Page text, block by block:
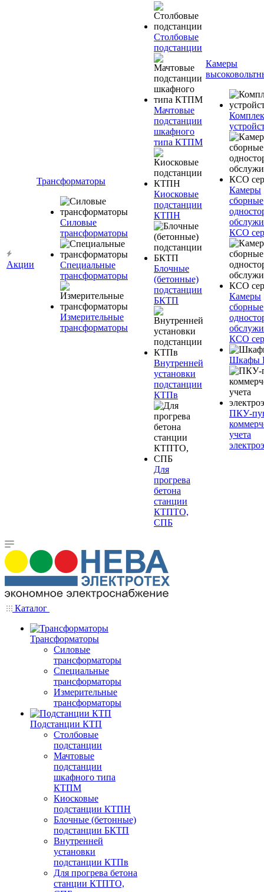
Акции
Трансформаторы
Силовые
трансформаторы
Специальные
трансформаторы
Измерительные
трансформаторы
Столбовые
подстанции
Мачтовые
подстанции
шкафного
типа КТПМ
Киосковые
подстанции
КТПН
Блочные
(бетонные)
подстанции
БКТП
Внутренней
установки
подстанции
КТПв
Для
прогрева
бетона
станции
КТПТО,
СПБ
Камеры
Камеры
сборные
КСО
Камеры
сборные
КСО
Шкафы
ПКУ-
учета
Каталог
Трансформаторы
Силовые
трансформаторы
Специальные
трансформаторы
Измерительные
трансформаторы
Подстанции КТП
Столбовые
подстанции
Мачтовые
подстанции
шкафного типа
КТПМ
Киосковые
подстанции КТПН
Блочные (бетонные)
подстанции БКТП
Внутренней
установки
подстанции КТПв
Для прогрева бетона
станции КТПТО,